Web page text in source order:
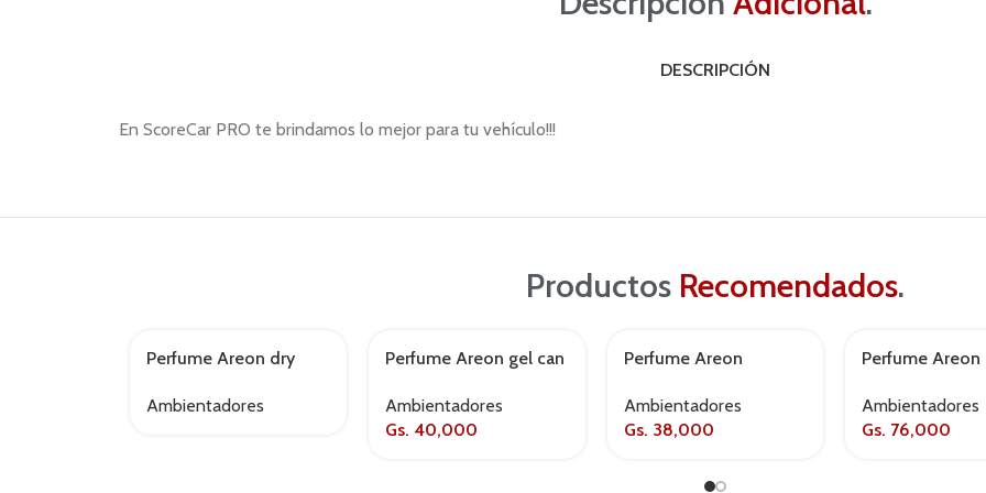
DESCRIPCIÓN
En ScoreCar PRO te brindamos lo mejor para tu vehículo!!!
Productos Recomendados.
AGOTADO
Perfume Areon dry
Ambientadores
AGOTADO
Perfume Areon gel can
Ambientadores
Gs. 40,000
Perfume Areon
Ambientadores
Gs. 38,000
Perfume Areon
Ambientadores
Gs. 76,000